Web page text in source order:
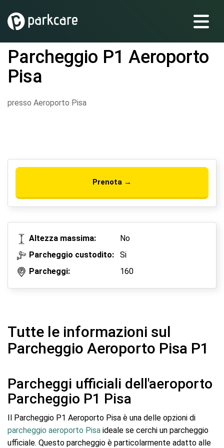
Parcheggio P1 Aeroporto
Pisa
presso Aeroporto Pisa
Prenota →
Altezza massima:
No
Parcheggio custodito:
Si
Parcheggi:
160
Tutte le informazioni sul
Parcheggio Aeroporto Pisa P1
Parcheggi ufficiali dell'aeroporto
Parcheggio P1 Pisa
Il Parcheggio P1 Aeroporto Pisa è una delle opzioni di
parcheggio aeroporto Pisa ideale se cerchi un parcheggio
ufficiale. Questo parcheggio è particolarmente adatto alle